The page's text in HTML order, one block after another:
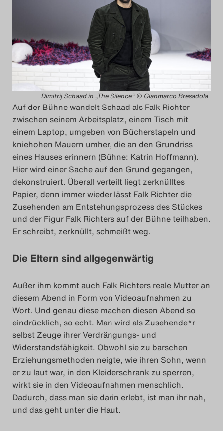
Dimitrij Schaad in „The Silence“ © Gianmarco Bresadola
Auf der Bühne wandelt Schaad als Falk Richter
zwischen seinem Arbeitsplatz, einem Tisch mit
einem Laptop, umgeben von Bücherstapeln und
kniehohen Mauern umher, die an den Grundriss
eines Hauses erinnern (Bühne: Katrin Hoffmann).
Hier wird einer Sache auf den Grund gegangen,
dekonstruiert. Überall verteilt liegt zerknülltes
Papier, denn immer wieder lässt Falk Richter die
Zusehenden am Entstehungsprozess des Stückes
und der Figur Falk Richters auf der Bühne teilhaben.
Er schreibt, zerknüllt, schmeißt weg.
Die Eltern sind allgegenwärtig
Außer ihm kommt auch Falk Richters reale Mutter an
diesem Abend in Form von Videoaufnahmen zu
Wort. Und genau diese machen diesen Abend so
eindrücklich, so echt. Man wird als Zusehende*r
selbst Zeuge ihrer Verdrängungs- und
Widerstandsfähigkeit. Obwohl sie zu barschen
Erziehungsmethoden neigte, wie ihren Sohn, wenn
er zu laut war, in den Kleiderschrank zu sperren,
wirkt sie in den Videoaufnahmen menschlich.
Dadurch, dass man sie darin erlebt, ist man ihr nah,
und das geht unter die Haut.